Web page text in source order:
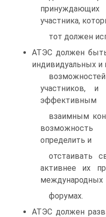
участника,
тот должен
АТЭС должен
индивидуальных и
возможностей
участников, и
эффективным
взаимным
определить и
отстаивать
активнее их
международных
форумах.
АТЭС должен